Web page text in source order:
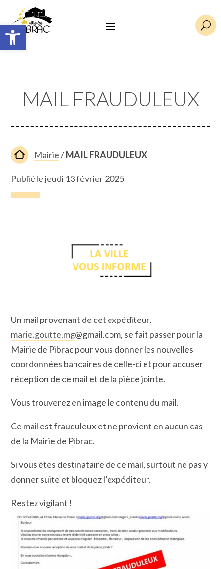
Ouvrir la barre d’outils U
MAIL FRAUDULEUX
Mairie/MAIL FRAUDULEUX
Publié le jeudi 13 février 2025
Un mail provenant de cet expéditeur,
marie.goutte.mg@gmail.com, se fait passer pour la
Mairie de Pibrac pour vous donner les nouvelles
coordonnées bancaires de celle-ci et pour accuser
réception de ce mail et de la pièce jointe.
Vous trouverez en image le contenu du mail.
Ce mail est frauduleux et ne provient en aucun cas
de la Mairie de Pibrac.
Si vous êtes destinataire de ce mail, surtout ne pas y
donner suite et bloquez l’expéditeur.
Restez vigilant !